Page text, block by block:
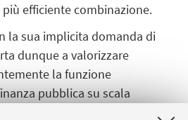
efficiente combinazione.
la sua implicita domanda di
dunque a valorizzare
la funzione
pubblica su scala